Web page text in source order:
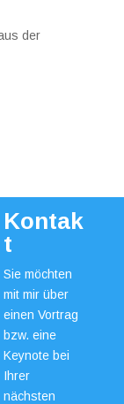
der
Kontak
t
Sie möchten
mit mir über
einen Vortrag
bzw. eine
Keynote bei
Ihrer
nächsten